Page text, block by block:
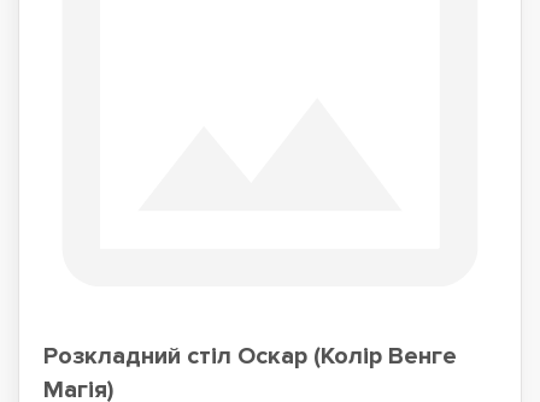
Розкладний стіл Оскар (Колір Венге
Магія)